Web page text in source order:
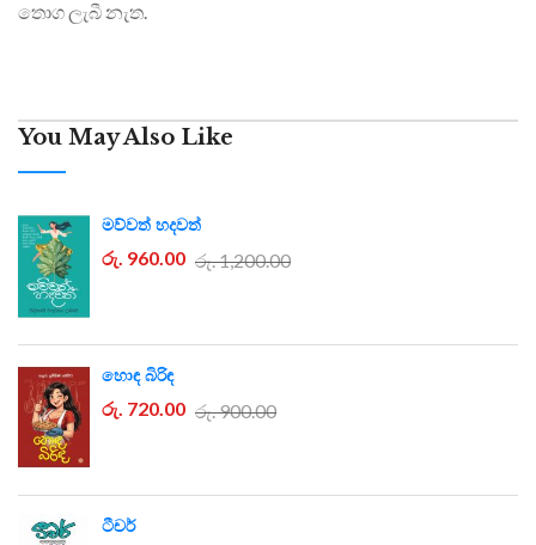
තොග ලැබී නැත.
You May Also Like
මව්වත් හදවත්
රු. 960.00 රු. 1,200.00
හොඳ බිරිඳ
රු. 720.00 රු. 900.00
ටීචර්